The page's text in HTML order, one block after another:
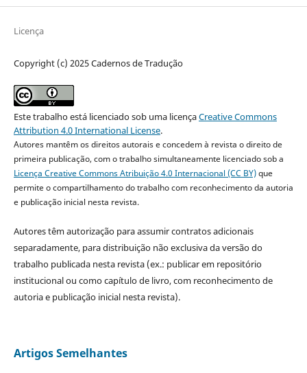
Licença
Copyright (c) 2025 Cadernos de Tradução
Este trabalho está licenciado sob uma licençaCreative Commons
Attribution 4.0 International License.
Autores mantêm os direitos autorais e concedem à revista o direito de
primeira publicação, com o trabalho simultaneamente licenciado sob a
Licença Creative Commons Atribuição 4.0 Internacional (CC BY)que
permite o compartilhamento do trabalho com reconhecimento da autoria
e publicação inicial nesta revista.
Autores têm autorização para assumir contratos adicionais
separadamente, para distribuição não exclusiva da versão do
trabalho publicada nesta revista (ex.: publicar em repositório
institucional ou como capítulo de livro, com reconhecimento de
autoria e publicação inicial nesta revista).
Artigos Semelhantes